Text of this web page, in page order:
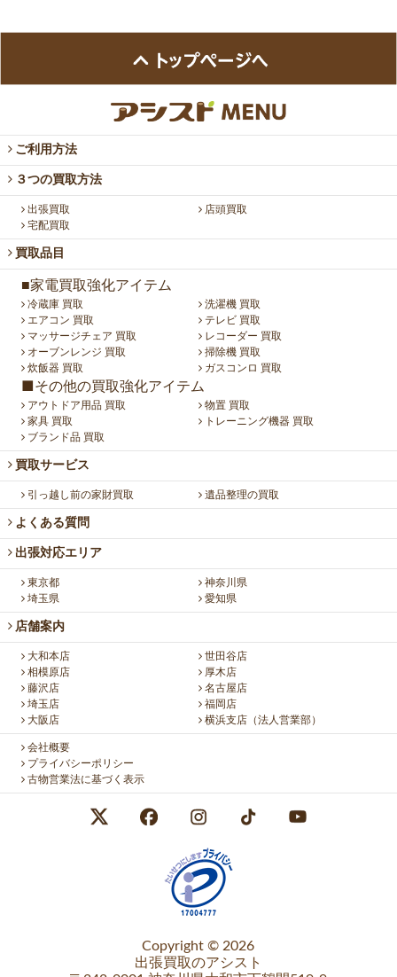
ご利用方法
３つの買取方法
出張買取
店頭買取
宅配買取
買取品目
■家電買取強化アイテム
冷蔵庫 買取
洗濯機 買取
エアコン 買取
テレビ 買取
マッサージチェア 買取
レコーダー 買取
オーブンレンジ 買取
掃除機 買取
炊飯器 買取
ガスコンロ 買取
■その他の買取強化アイテム
アウトドア用品 買取
物置 買取
家具 買取
トレーニング機器 買取
ブランド品 買取
買取サービス
引っ越し前の家財買取 遺品整理の買取
よくある質問
出張対応エリア
東京都
神奈川県
埼玉県
愛知県
店舗案内
大和本店
世田谷店
相模原店
厚木店
藤沢店
名古屋店
埼玉店
福岡店
大阪店
横浜支店（法人営業部）
会社概要
プライバシーポリシー
古物営業法に基づく表示
Copyright © 2026
出張買取のアシスト